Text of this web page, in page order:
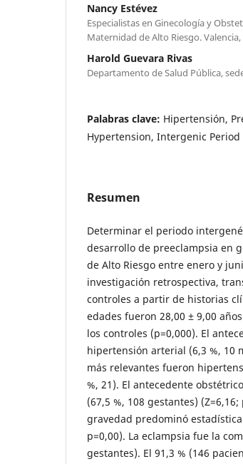
Nancy Estévez
Especialistas en Ginecología y
Maternidad de Alto Riesgo.
Harold Guevara Rivas
Departamento de Salud Pública,
Palabras clave: Hipertensión,
Hypertension, Intergenic Period
Resumen
Determinar el periodo
desarrollo de preeclampsia en
de Alto Riesgo entre enero y
investigación retrospectiva,
controles a partir de historias
edades fueron 28,00 ± 9,00
los controles (p=0,000). El
hipertensión arterial (6,3 %, 10
más relevantes fueron
%, 21). El antecedente
(67,5 %, 108 gestantes)
gravedad predominó
p=0,00). La eclampsia fue la
gestantes). El 91,3 % (146